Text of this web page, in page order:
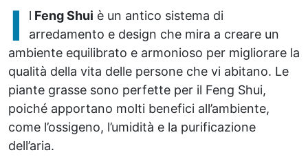
I l Feng Shui è un antico sistema di
arredamento e design che mira a creare un
ambiente equilibrato e armonioso per migliorare la
qualità della vita delle persone che vi abitano. Le
piante grasse sono perfette per il Feng Shui,
poiché apportano molti benefici all’ambiente,
come l’ossigeno, l’umidità e la purificazione
dell’aria.